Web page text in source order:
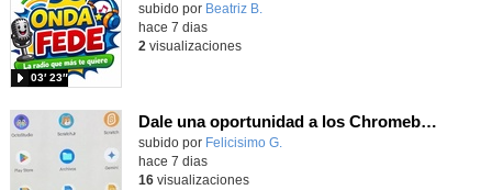
Contenido educativo.
subido por Beatriz B.
03′ 23″
hace 7 dias
2 visualizaciones
Dale una oportunidad a los Chromebooks y utiliza un proyector para realizar talleres si no tienes pantallas táctiles
Contenido educativo.
subido por Felicisimo G.
hace 7 dias
16visualizaciones